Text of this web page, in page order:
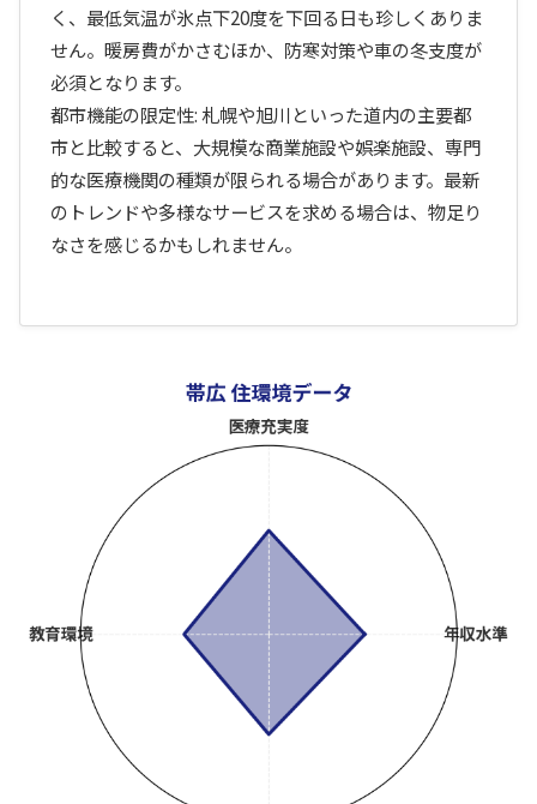
く、最低気温が氷点下20度を下回る日も珍しくありま
せん。暖房費がかさむほか、防寒対策や車の冬支度が
必須となります。
都市機能の限定性: 札幌や旭川といった道内の主要都
市と比較すると、大規模な商業施設や娯楽施設、専門
的な医療機関の種類が限られる場合があります。最新
のトレンドや多様なサービスを求める場合は、物足り
なさを感じるかもしれません。